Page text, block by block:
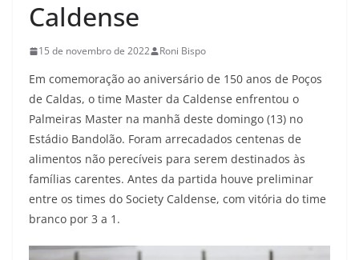
Caldense
15 de novembro de 2022 Roni Bispo
Em comemoração ao aniversário de 150 anos de Poços
de Caldas, o time Master da Caldense enfrentou o
Palmeiras Master na manhã deste domingo (13) no
Estádio Bandolão. Foram arrecadados centenas de
alimentos não perecíveis para serem destinados às
famílias carentes. Antes da partida houve preliminar
entre os times do Society Caldense, com vitória do time
branco por 3 a 1.